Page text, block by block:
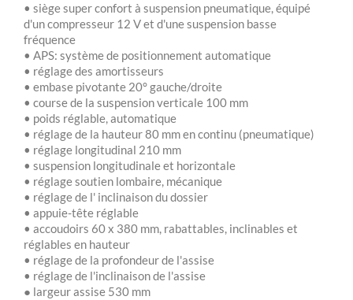
• siège super confort à suspension pneumatique, équipé
d'un compresseur 12 V et d'une suspension basse
fréquence
• APS: système de positionnement automatique
• réglage des amortisseurs
• embase pivotante 20° gauche/droite
• course de la suspension verticale 100 mm
• poids réglable, automatique
• réglage de la hauteur 80 mm en continu (pneumatique)
• réglage longitudinal 210 mm
• suspension longitudinale et horizontale
• réglage soutien lombaire, mécanique
• réglage de l' inclinaison du dossier
• appuie-tête réglable
• accoudoirs 60 x 380 mm, rabattables, inclinables et
réglables en hauteur
• réglage de la profondeur de l'assise
• réglage de l'inclinaison de l'assise
● largeur assise 530 mm